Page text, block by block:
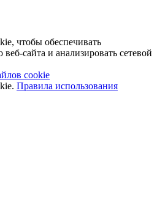
чтобы обеспечивать
сайта и анализировать сетевой
cookie
Правила использования